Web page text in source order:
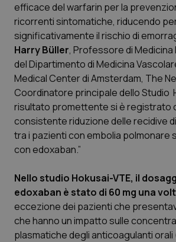
Molise
Piemonte
Provincia Autonoma di
Provincia Autonoma di
Puglia
Sicilia
Toscana
Epatiti
HIV
Infezioni & Febbre
Ipertensione & Scompenso
Malattie rare
Neuroscienze & patologie
Obesità
efficace del warfarin per la
ricorrenti sintomatiche, riducendo
significativamente il rischio di
Harry Büller, Professore di
del Dipartimento di Medicina
Medical Center di Amsterdam, The
Coordinatore principale dello Studio
risultato promettente si è registrato
consistente riduzione delle recidive
tra i pazienti con embolia polmonare
con edoxaban.”
Nello studio Hokusai-VTE, il
edoxaban è stato di 60 mg una
eccezione dei pazienti che
che hanno un impatto sulle
plasmatiche degli anticoagulanti